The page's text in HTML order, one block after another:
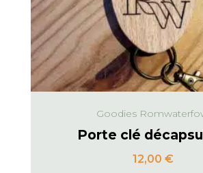
Goodies
Porte clé
12,00 €